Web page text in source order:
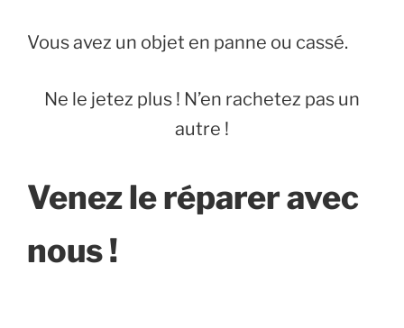
Vous avez un objet en panne ou cassé.
Ne le jetez plus ! N’en rachetez pas un
autre !
Venez le réparer avec
nous !